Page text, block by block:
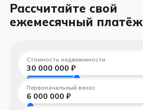
Рассчитайте свой
ежемесячный платёж
Стоимость недвижимости
30 000 000 ₽
300 000 ₽
Первоначальный взнос
6 000 000 ₽